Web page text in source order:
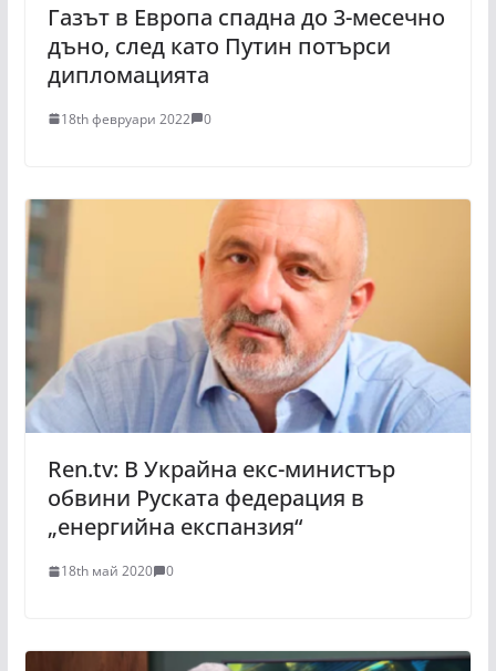
Газът в Европа спадна до 3-месечно
дъно, след като Путин потърси
дипломацията
18th февруари 2022 0
Ren.tv: В Украйна екс-министър
обвини Руската федерация в
„енергийна експанзия“
18th май 2020 0